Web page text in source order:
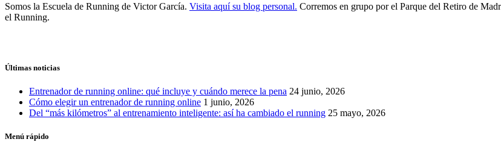
Somos la Escuela de Running de Victor García. Visita aquí su blog personal. Corremos en grupo por el Parque del Retiro de
el Running.
Últimas noticias
Entrenador de running online: qué incluye y cuándo merece la pena 24 junio, 2026
Cómo elegir un entrenador de running online 1 junio, 2026
Del “más kilómetros” al entrenamiento inteligente: así ha cambiado el running 25 mayo, 2026
Menú rápido